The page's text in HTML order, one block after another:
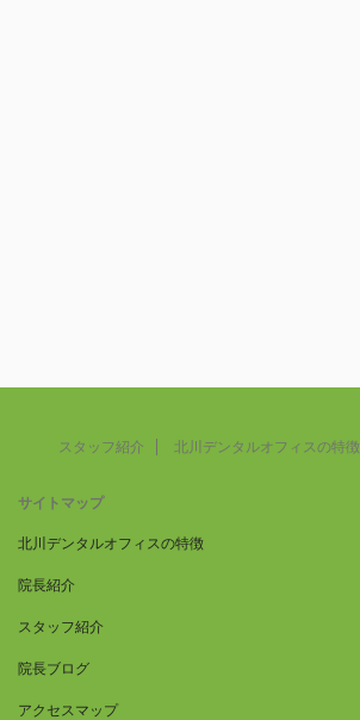
スタッフ紹介 北川デンタルオフィスの特徴
サイトマップ
北川デンタルオフィスの特徴
院長紹介
スタッフ紹介
院長ブログ
アクセスマップ